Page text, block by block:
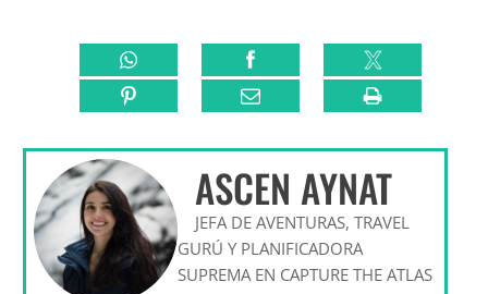
ASCEN AYNAT
JEFA DE AVENTURAS, TRAVEL
GURÚ Y PLANIFICADORA
SUPREMA EN CAPTURE THE ATLAS